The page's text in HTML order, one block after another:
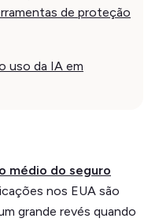
de proteção
uso da IA em
médio do seguro
nos EUA são
grande revés quando